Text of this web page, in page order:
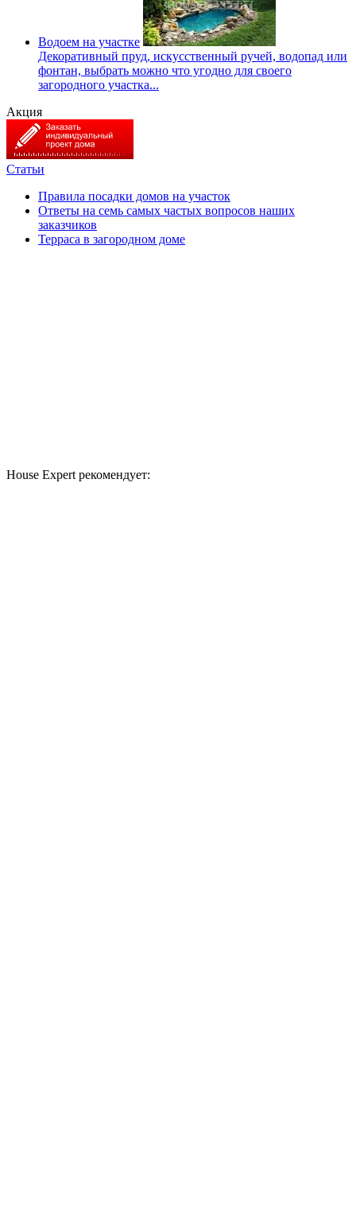
Водоем на участке
Декоративный пруд, искусственный ручей, водопад или
фонтан, выбрать можно что угодно для своего
загородного участка...
Акция
Статьи
Правила посадки домов на участок
Ответы на семь самых частых вопросов наших
заказчиков
Терраса в загородном доме
House Expert рекомендует: